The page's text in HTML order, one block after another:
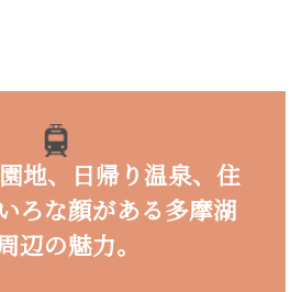
地、日帰り温泉、住
ろな顔がある多摩湖
辺の魅力。